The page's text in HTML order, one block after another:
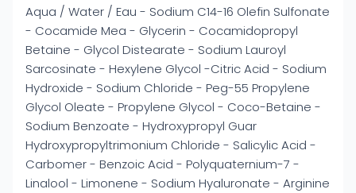
Aqua / Water / Eau - Sodium C14-16 Olefin Sulfonate
- Cocamide Mea - Glycerin - Cocamidopropyl
Betaine - Glycol Distearate - Sodium Lauroyl
Sarcosinate - Hexylene Glycol -Citric Acid - Sodium
Hydroxide - Sodium Chloride - Peg-55 Propylene
Glycol Oleate - Propylene Glycol - Coco-Betaine -
Sodium Benzoate - Hydroxypropyl Guar
Hydroxypropyltrimonium Chloride - Salicylic Acid -
Carbomer - Benzoic Acid - Polyquaternium-7 -
Linalool - Limonene - Sodium Hyaluronate - Arginine